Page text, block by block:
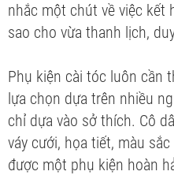
nhắc một chút về việc kết
sao cho vừa thanh lịch,
Phụ kiện cài tóc luôn cần
lựa chọn dựa trên nhiều
chỉ dựa vào sở thích. Cô
váy cưới, họa tiết, màu
được một phụ kiện hoàn